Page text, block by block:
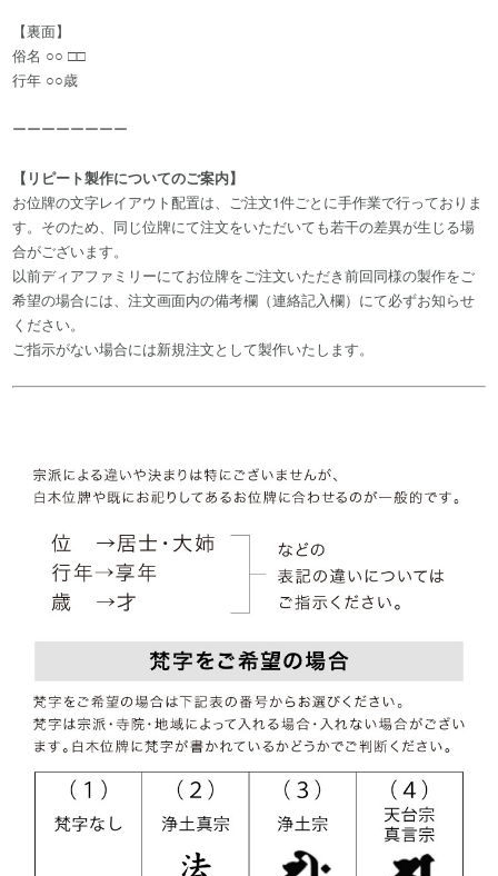
【裏面】
俗名 ○○ □□
行年 ○○歳
ーーーーーーーー
【リピート製作についてのご案内】
お位牌の文字レイアウト配置は、ご注文1件ごとに手作業で行っておりま
す。そのため、同じ位牌にて注文をいただいても若干の差異が生じる場
合がございます。
以前ディアファミリーにてお位牌をご注文いただき前回同様の製作をご
希望の場合には、注文画面内の備考欄（連絡記入欄）にて必ずお知らせ
ください。
ご指示がない場合には新規注文として製作いたします。